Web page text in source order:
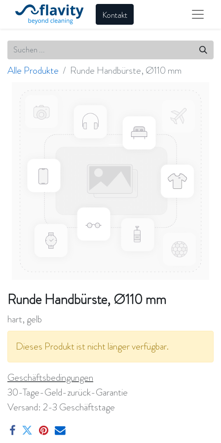
Kontakt
Alle Produkte Runde Handbürste, Ø110 mm
Runde Handbürste, Ø110 mm
hart, gelb
Dieses Produkt ist nicht länger verfügbar.
Geschäftsbedingungen
30-Tage-Geld-zurück-Garantie
Versand: 2-3 Geschäftstage